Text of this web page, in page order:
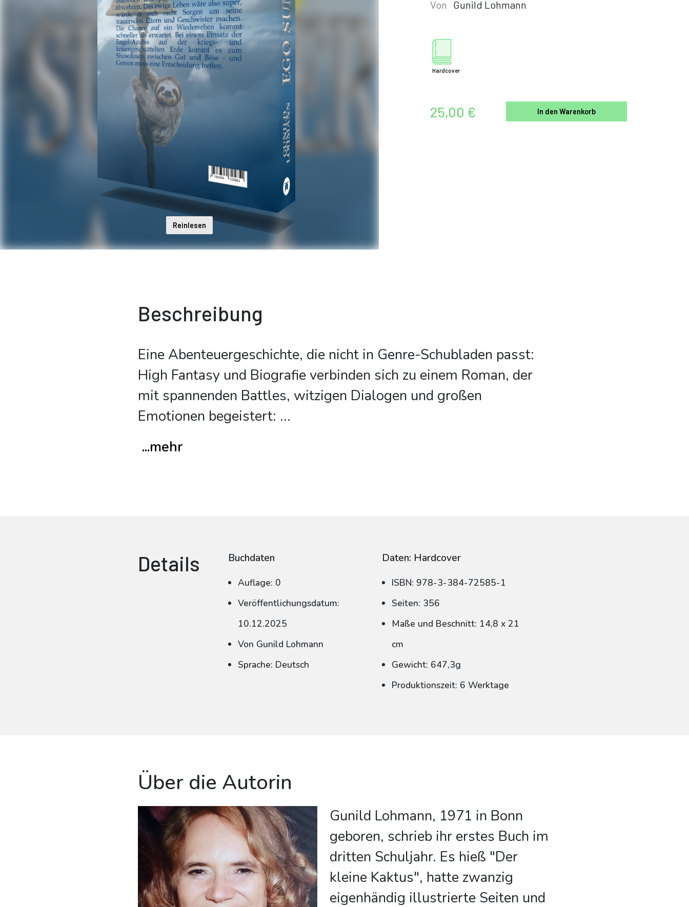
Reinlesen
Von Gunild Lohmann
Hardcover
25,00 € In den Warenkorb
Beschreibung
Eine Abenteuergeschichte, die nicht in Genre-Schubladen passt:
High Fantasy und Biografie verbinden sich zu einem Roman, der
mit spannenden Battles, witzigen Dialogen und großen
Emotionen begeistert: ...
...mehr
Details Buchdaten
Auflage: 0
Veröffentlichungsdatum:
10.12.2025
Von Gunild Lohmann
Sprache: Deutsch
Daten: Hardcover
ISBN: 978-3-384-72585-1
Seiten: 356
Maße und Beschnitt: 14,8 x 21
cm
Gewicht: 647,3g
Produktionszeit: 6 Werktage
Über die Autorin
Gunild Lohmann, 1971 in Bonn
geboren, schrieb ihr erstes Buch im
dritten Schuljahr. Es hieß "Der
kleine Kaktus", hatte zwanzig
eigenhändig illustrierte Seiten und